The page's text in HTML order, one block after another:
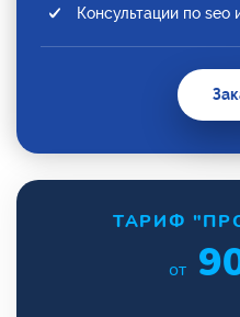
Консультации по seo
ТАРИФ
от